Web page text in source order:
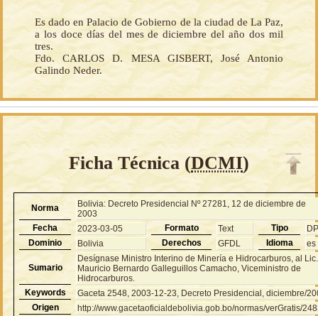
Es dado en Palacio de Gobierno de la ciudad de La Paz,
a los doce días del mes de diciembre del año dos mil
tres.
Fdo. CARLOS D. MESA GISBERT, José Antonio
Galindo Neder.
Ficha Técnica (DCMI)
Norma
Bolivia: Decreto Presidencial Nº 27281, 12 de diciembre de
2003
Fecha
2023-03-05 Formato Text Tipo
Dominio
Bolivia Derechos GFDL Idioma es
Sumario
Desígnase Ministro Interino de Minería e Hidrocarburos, al Lic.
Mauricio Bernardo Galleguillos Camacho, Viceministro de
Hidrocarburos.
Keywords
Gaceta 2548, 2003-12-23, Decreto Presidencial, diciembre/
Origen
http://www.gacetaoficialdebolivia.gob.bo/normas/verGratis/